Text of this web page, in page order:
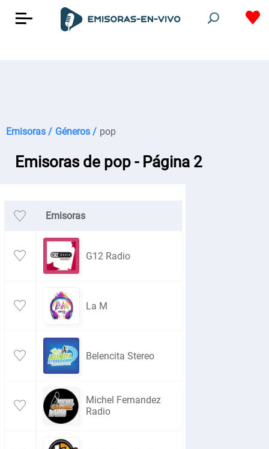
Emisoras / Géneros / pop
Emisoras de pop - Página 2
Emisoras
G12 Radio
La M
Belencita Stereo
Michel Fernandez
Radio